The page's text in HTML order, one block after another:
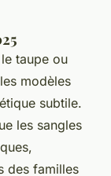
taupe ou
modèles
subtile.
les sangles
des familles